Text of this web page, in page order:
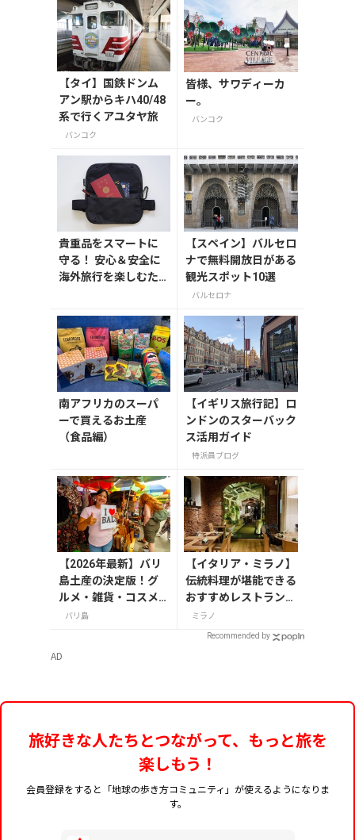
【タイ】国鉄ドンム
アン駅からキハ40/48
系で行くアユタヤ旅
バンコク
皆様、サワディーカ
ー。
バンコク
貴重品をスマートに
守る！ 安心＆安全に
海外旅行を楽しむた
【スペイン】バルセロ
ナで無料開放日がある
観光スポット10選
バルセロナ
南アフリカのスーパ
ーで買えるお土産
（食品編）
【イギリス旅行記】ロ
ンドンのスターバック
ス活用ガイド
特派員ブログ
【2026年最新】バリ
島土産の決定版！グ
ルメ・雑貨・コスメ
のおすすめ20選
バリ島
【イタリア・ミラノ】
伝統料理が堪能できる
おすすめレストラン3
選ミラノ
Recommended by
AD
旅好きな人たちとつながって、もっと旅を
楽しもう！
会員登録をすると「地球の歩き方コミュニティ」が使えるようになりま
す。